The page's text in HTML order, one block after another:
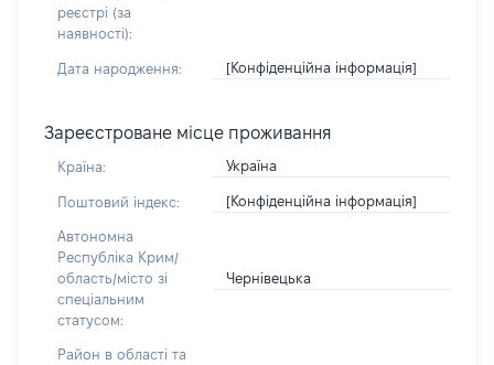
реєстрі (за
наявності):
Дата народження: [Конфіденційна інформація]
Зареєстроване місце проживання
Країна: Україна
Поштовий індекс: [Конфіденційна інформація]
Автономна
Республіка Крим/
область/місто зі
спеціальним
статусом:
Чернівецька
Район в області та